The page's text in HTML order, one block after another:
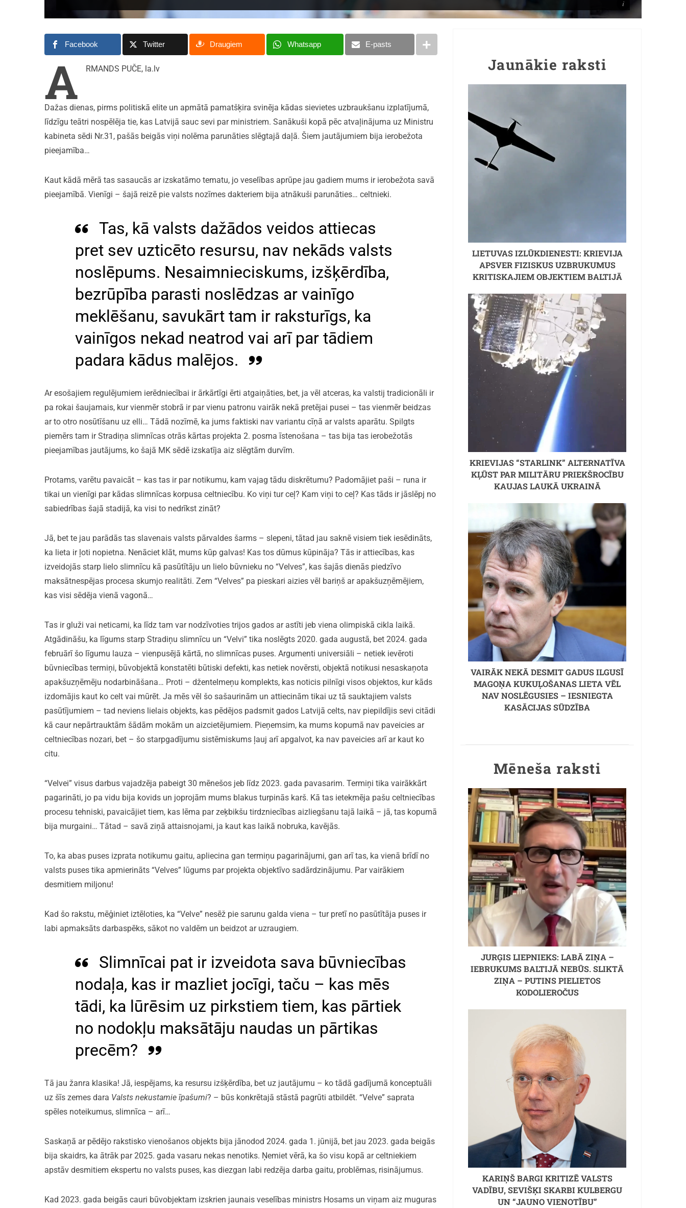
Facebook Twitter Draugiem Whatsapp E-pasts
A RMANDS PUČE, la.lv
Dažas dienas, pirms politiskā elite un apmātā pamatšķira svinēja kādas sievietes uzbraukšanu izplatījumā,
līdzīgu teātri nospēlēja tie, kas Latvijā sauc sevi par ministriem. Sanākuši kopā pēc atvaļinājuma uz Ministru
kabineta sēdi Nr.31, pašās beigās viņi nolēma parunāties slēgtajā daļā. Šiem jautājumiem bija ierobežota
pieejamība…
Kaut kādā mērā tas sasaucās ar izskatāmo tematu, jo veselības aprūpe jau gadiem mums ir ierobežota savā
pieejamībā. Vienīgi – šajā reizē pie valsts nozīmes dakteriem bija atnākuši parunāties… celtnieki.
Tas, kā valsts dažādos veidos attiecas
pret sev uzticēto resursu, nav nekāds valsts
noslēpums. Nesaimnieciskums, izšķērdība,
bezrūpība parasti noslēdzas ar vainīgo
meklēšanu, savukārt tam ir raksturīgs, ka
vainīgos nekad neatrod vai arī par tādiem
padara kādus malējos.
Ar esošajiem regulējumiem ierēdniecībai ir ārkārtīgi ērti atgaiņāties, bet, ja vēl atceras, ka valstij tradicionāli ir
pa rokai šaujamais, kur vienmēr stobrā ir par vienu patronu vairāk nekā pretējai pusei – tas vienmēr beidzas
ar to otro nosūtīšanu uz elli… Tādā nozīmē, ka jums faktiski nav variantu cīņā ar valsts aparātu. Spilgts
piemērs tam ir Stradiņa slimnīcas otrās kārtas projekta 2. posma īstenošana – tas bija tas ierobežotās
pieejamības jautājums, ko šajā MK sēdē izskatīja aiz slēgtām durvīm.
Protams, varētu pavaicāt – kas tas ir par notikumu, kam vajag tādu diskrētumu? Padomājiet paši – runa ir
tikai un vienīgi par kādas slimnīcas korpusa celtniecību. Ko viņi tur ceļ? Kam viņi to ceļ? Kas tāds ir jāslēpj no
sabiedrības šajā stadijā, ka visi to nedrīkst zināt?
Jā, bet te jau parādās tas slavenais valsts pārvaldes šarms – slepeni, tātad jau saknē visiem tiek iesēdināts,
ka lieta ir ļoti nopietna. Nenāciet klāt, mums kūp galvas! Kas tos dūmus kūpināja? Tās ir attiecības, kas
izveidojās starp lielo slimnīcu kā pasūtītāju un lielo būvnieku no “Velves”, kas šajās dienās piedzīvo
maksātnespējas procesa skumjo realitāti. Zem “Velves” pa pieskari aizies vēl bariņš ar apakšuzņēmējiem,
kas visi sēdēja vienā vagonā…
Tas ir gluži vai neticami, ka līdz tam var nodzīvoties trijos gados ar astīti jeb viena olimpiskā cikla laikā.
Atgādināšu, ka līgums starp Stradiņu slimnīcu un “Velvi” tika noslēgts 2020. gada augustā, bet 2024. gada
februārī šo līgumu lauza – vienpusējā kārtā, no slimnīcas puses. Argumenti universiāli – netiek ievēroti
būvniecības termiņi, būvobjektā konstatēti būtiski defekti, kas netiek novērsti, objektā notikusi nesaskaņota
apakšuzņēmēju nodarbināšana… Proti – džentelmeņu komplekts, kas noticis pilnīgi visos objektos, kur kāds
izdomājis kaut ko celt vai mūrēt. Ja mēs vēl šo sašaurinām un attiecinām tikai uz tā sauktajiem valsts
pasūtījumiem – tad neviens lielais objekts, kas pēdējos padsmit gados Latvijā celts, nav piepildījis sevi citādi
kā caur nepārtrauktām šādām mokām un aizcietējumiem. Pieņemsim, ka mums kopumā nav paveicies ar
celtniecības nozari, bet – šo starpgadījumu sistēmiskums ļauj arī apgalvot, ka nav paveicies arī ar kaut ko
citu.
“Velvei” visus darbus vajadzēja pabeigt 30 mēnešos jeb līdz 2023. gada pavasarim. Termiņi tika vairākkārt
pagarināti, jo pa vidu bija kovids un joprojām mums blakus turpinās karš. Kā tas ietekmēja pašu celtniecības
procesu tehniski, pavaicājiet tiem, kas lēma par zeķbikšu tirdzniecības aizliegšanu tajā laikā – jā, tas kopumā
bija murgaini… Tātad – savā ziņā attaisnojami, ja kaut kas laikā nobruka, kavējās.
To, ka abas puses izprata notikumu gaitu, apliecina gan termiņu pagarinājumi, gan arī tas, ka vienā brīdī no
valsts puses tika apmierināts “Velves” lūgums par projekta objektīvo sadārdzinājumu. Par vairākiem
desmitiem miljonu!
Kad šo rakstu, mēģiniet iztēloties, ka “Velve” nesēž pie sarunu galda viena – tur pretī no pasūtītāja puses ir
labi apmaksāts darbaspēks, sākot no valdēm un beidzot ar uzraugiem.
Slimnīcai pat ir izveidota sava būvniecības
nodaļa, kas ir mazliet jocīgi, taču – kas mēs
tādi, ka lūrēsim uz pirkstiem tiem, kas pārtiek
no nodokļu maksātāju naudas un pārtikas
precēm?
Tā jau žanra klasika! Jā, iespējams, ka resursu izšķērdība, bet uz jautājumu – ko tādā gadījumā konceptuāli
uz šīs zemes dara Valsts nekustamie īpašumi? – būs konkrētajā stāstā pagrūti atbildēt. “Velve” saprata
spēles noteikumus, slimnīca – arī…
Saskaņā ar pēdējo rakstisko vienošanos objekts bija jānodod 2024. gada 1. jūnijā, bet jau 2023. gada beigās
bija skaidrs, ka ātrāk par 2025. gada vasaru nekas nenotiks. Ņemiet vērā, ka šo visu kopā ar celtniekiem
apstāv desmitiem ekspertu no valsts puses, kas diezgan labi redzēja darba gaitu, problēmas, risinājumus.
Kad 2023. gada beigās cauri būvobjektam izskrien jaunais veselības ministrs Hosams un viņam aiz muguras
Jaunākie raksti
LIETUVAS IZLŪKDIENESTI: KRIEVIJA
APSVER FIZISKUS UZBRUKUMUS
KRITISKAJIEM OBJEKTIEM BALTIJĀ
KRIEVIJAS “STARLINK” ALTERNATĪVA
KĻŪST PAR MILITĀRU PRIEKŠROCĪBU
KAUJAS LAUKĀ UKRAINĀ
VAIRĀK NEKĀ DESMIT GADUS ILGUSĪ
MAGOŅA KUKUĻOŠANAS LIETA VĒL
NAV NOSLĒGUSIES – IESNIEGTA
KASĀCIJAS SŪDZĪBA
Mēneša raksti
JURĢIS LIEPNIEKS: LABĀ ZIŅA –
IEBRUKUMS BALTIJĀ NEBŪS. SLIKTĀ
ZIŅA – PUTINS PIELIETOS
KODOLIEROČUS
KARIŅŠ BARGI KRITIZĒ VALSTS
VADĪBU, SEVIŠĶI SKARBI KULBERGU
UN “JAUNO VIENOTĪBU”